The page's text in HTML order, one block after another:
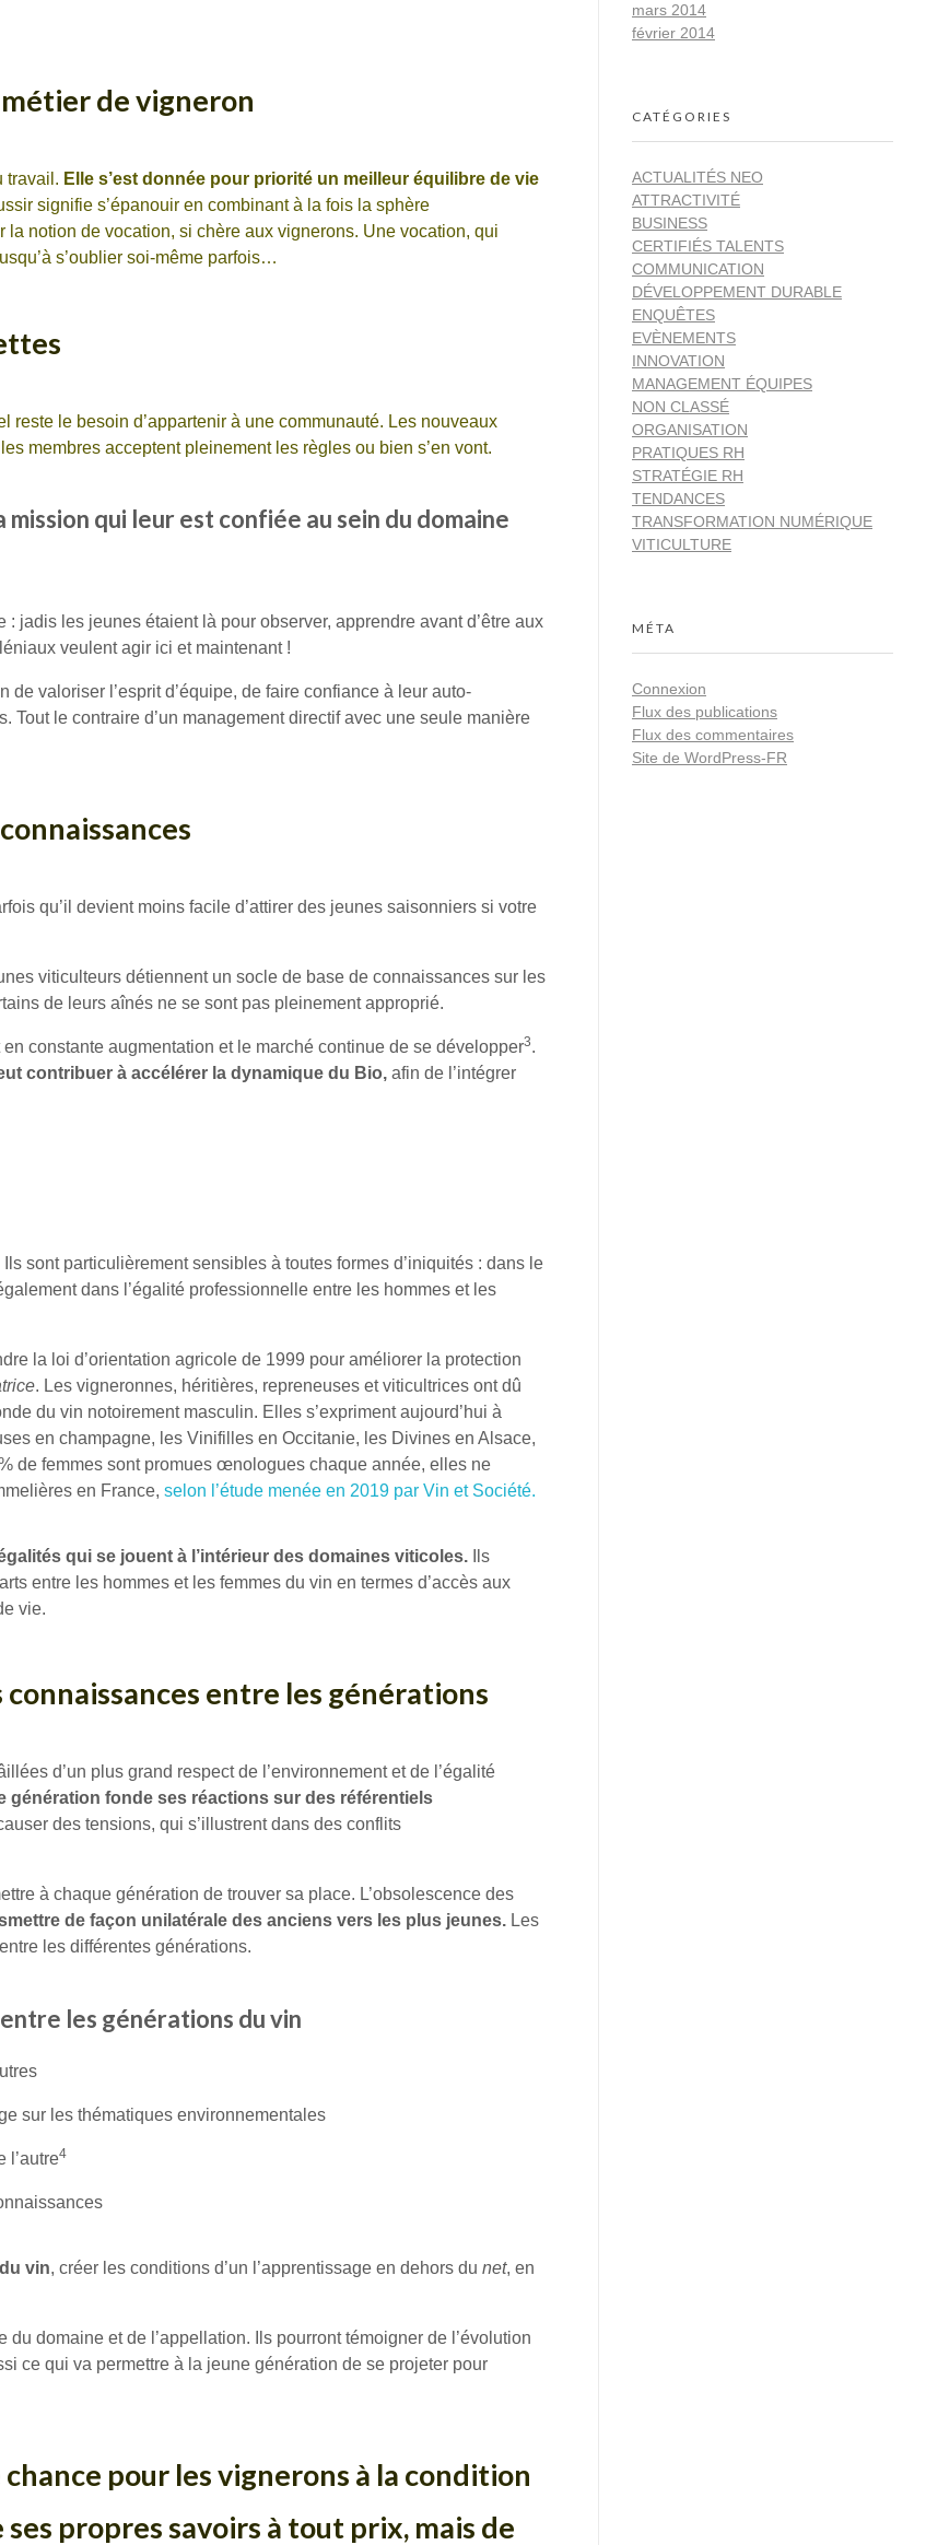
de vigneron
travail. Elle s’est donnée pour priorité un meilleur équilibre de vie
signifie s’épanouir en combinant à la fois la sphère
notion de vocation, si chère aux vignerons. Une vocation, qui
s’oublier soi-même parfois…
le besoin d’appartenir à une communauté. Les nouveaux
membres acceptent pleinement les règles ou bien s’en vont.
mission qui leur est confiée au sein du domaine
: jadis les jeunes étaient là pour observer, apprendre avant d’être aux
veulent agir ici et maintenant !
valoriser l’esprit d’équipe, de faire confiance à leur auto-
le contraire d’un management directif avec une seule manière
qu’il devient moins facile d’attirer des jeunes saisonniers si votre
viticulteurs détiennent un socle de base de connaissances sur les
de leurs aînés ne se sont pas pleinement approprié.
constante augmentation et le marché continue de se développer3.
contribuer à accélérer la dynamique du Bio, afin de l’intégrer
sont particulièrement sensibles à toutes formes d’iniquités : dans le
dans l’égalité professionnelle entre les hommes et les
la loi d’orientation agricole de 1999 pour améliorer la protection
. Les vigneronnes, héritières, repreneuses et viticultrices ont dû
du vin notoirement masculin. Elles s’expriment aujourd’hui à
en champagne, les Vinifilles en Occitanie, les Divines en Alsace,
de femmes sont promues œnologues chaque année, elles ne
en France, selon l’étude menée en 2019 par Vin et Société.
qui se jouent à l’intérieur des domaines viticoles. Ils
entre les hommes et les femmes du vin en termes d’accès aux
vie.
entre les générations
d’un plus grand respect de l’environnement et de l’égalité
génération fonde ses réactions sur des référentiels
des tensions, qui s’illustrent dans des conflits
à chaque génération de trouver sa place. L’obsolescence des
de façon unilatérale des anciens vers les plus jeunes. Les
les différentes générations.
les générations du vin
sur les thématiques environnementales
l’autre4
vin, créer les conditions d’un l’apprentissage en dehors du net, en
domaine et de l’appellation. Ils pourront témoigner de l’évolution
ce qui va permettre à la jeune génération de se projeter pour
pour les vignerons à la condition
propres savoirs à tout prix, mais de
mars 2014
février 2014
CATÉGORIES
ACTUALITÉS NEO
ATTRACTIVITÉ
BUSINESS
CERTIFIÉS TALENTS
COMMUNICATION
DÉVELOPPEMENT DURABLE
ENQUÊTES
EVÈNEMENTS
INNOVATION
MANAGEMENT ÉQUIPES
NON CLASSÉ
ORGANISATION
PRATIQUES RH
STRATÉGIE RH
TENDANCES
TRANSFORMATION NUMÉRIQUE
VITICULTURE
MÉTA
Connexion
Flux des publications
Flux des commentaires
Site de WordPress-FR